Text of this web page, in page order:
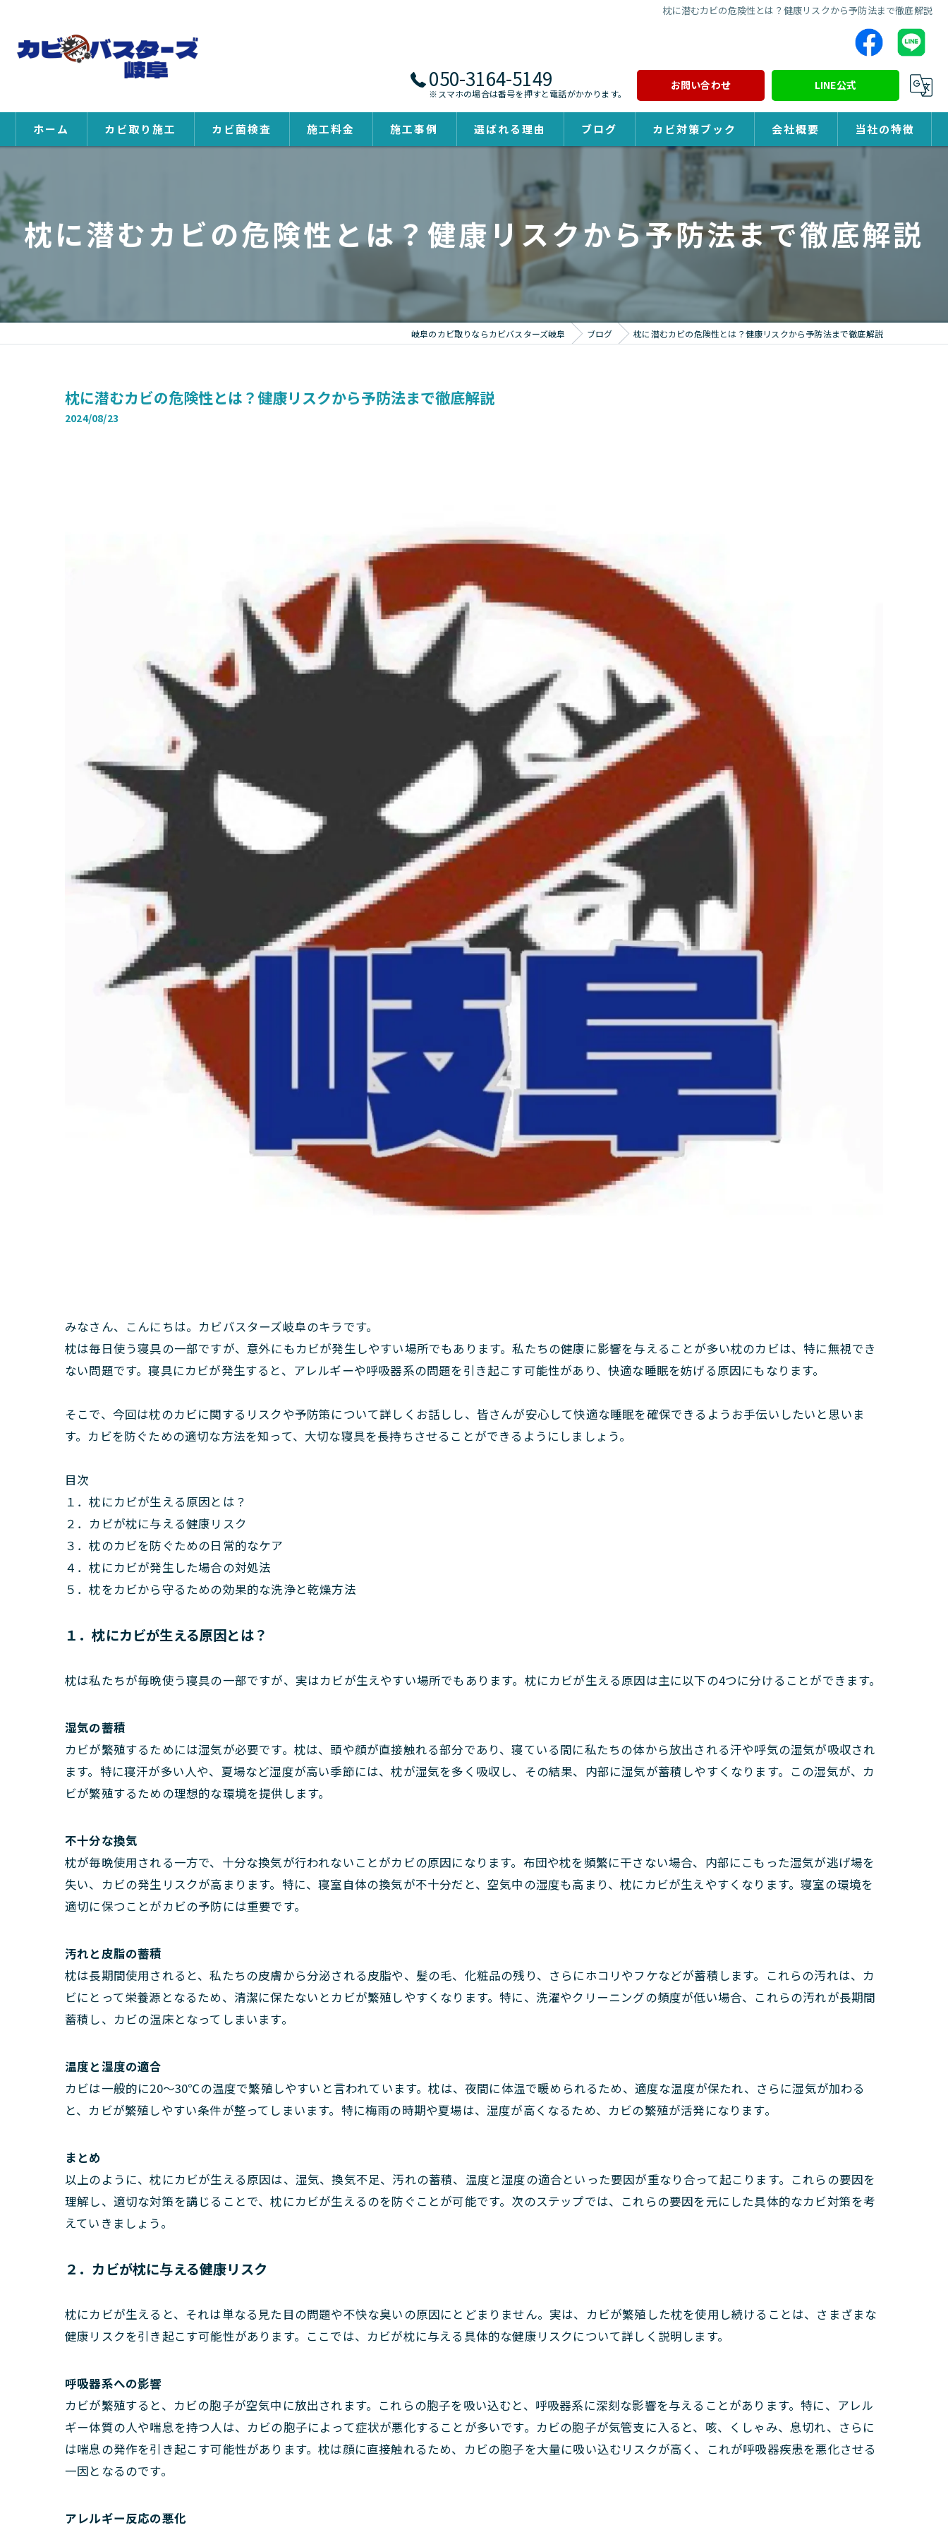
枕に潜むカビの危険性とは？健康リスクから予防法まで徹底解説
050-3164-5149
※スマホの場合は番号を押すと電話がかかります。
お問い合わせ LINE公式
ホーム カビ取り施工 カビ菌検査 施工料金 施工事例 選ばれる理由 ブログ カビ対策ブック 会社概要 当社の特徴
除カビ
防カビ
枕に潜むカビの危険性とは？健康リスクから予防法まで徹底解説
岐阜のカビ取りならカビバスターズ岐阜 ブログ 枕に潜むカビの危険性とは？健康リスクから予防法まで徹底解説
枕に潜むカビの危険性とは？健康リスクから予防法まで徹底解説
2024/08/23
みなさん、こんにちは。カビバスターズ岐阜のキラです。
枕は毎日使う寝具の一部ですが、意外にもカビが発生しやすい場所でもあります。私たちの健康に影響を与えることが多い枕のカビは、特に無視でき
ない問題です。寝具にカビが発生すると、アレルギーや呼吸器系の問題を引き起こす可能性があり、快適な睡眠を妨げる原因にもなります。
そこで、今回は枕のカビに関するリスクや予防策について詳しくお話しし、皆さんが安心して快適な睡眠を確保できるようお手伝いしたいと思いま
す。カビを防ぐための適切な方法を知って、大切な寝具を長持ちさせることができるようにしましょう。
目次
１．枕にカビが生える原因とは？
２．カビが枕に与える健康リスク
３．枕のカビを防ぐための日常的なケア
４．枕にカビが発生した場合の対処法
５．枕をカビから守るための効果的な洗浄と乾燥方法
１．枕にカビが生える原因とは？
枕は私たちが毎晩使う寝具の一部ですが、実はカビが生えやすい場所でもあります。枕にカビが生える原因は主に以下の4つに分けることができます。
湿気の蓄積
カビが繁殖するためには湿気が必要です。枕は、頭や顔が直接触れる部分であり、寝ている間に私たちの体から放出される汗や呼気の湿気が吸収され
ます。特に寝汗が多い人や、夏場など湿度が高い季節には、枕が湿気を多く吸収し、その結果、内部に湿気が蓄積しやすくなります。この湿気が、カ
ビが繁殖するための理想的な環境を提供します。
不十分な換気
枕が毎晩使用される一方で、十分な換気が行われないことがカビの原因になります。布団や枕を頻繁に干さない場合、内部にこもった湿気が逃げ場を
失い、カビの発生リスクが高まります。特に、寝室自体の換気が不十分だと、空気中の湿度も高まり、枕にカビが生えやすくなります。寝室の環境を
適切に保つことがカビの予防には重要です。
汚れと皮脂の蓄積
枕は長期間使用されると、私たちの皮膚から分泌される皮脂や、髪の毛、化粧品の残り、さらにホコリやフケなどが蓄積します。これらの汚れは、カ
ビにとって栄養源となるため、清潔に保たないとカビが繁殖しやすくなります。特に、洗濯やクリーニングの頻度が低い場合、これらの汚れが長期間
蓄積し、カビの温床となってしまいます。
温度と湿度の適合
カビは一般的に20～30℃の温度で繁殖しやすいと言われています。枕は、夜間に体温で暖められるため、適度な温度が保たれ、さらに湿気が加わる
と、カビが繁殖しやすい条件が整ってしまいます。特に梅雨の時期や夏場は、湿度が高くなるため、カビの繁殖が活発になります。
まとめ
以上のように、枕にカビが生える原因は、湿気、換気不足、汚れの蓄積、温度と湿度の適合といった要因が重なり合って起こります。これらの要因を
理解し、適切な対策を講じることで、枕にカビが生えるのを防ぐことが可能です。次のステップでは、これらの要因を元にした具体的なカビ対策を考
えていきましょう。
２．カビが枕に与える健康リスク
枕にカビが生えると、それは単なる見た目の問題や不快な臭いの原因にとどまりません。実は、カビが繁殖した枕を使用し続けることは、さまざまな
健康リスクを引き起こす可能性があります。ここでは、カビが枕に与える具体的な健康リスクについて詳しく説明します。
呼吸器系への影響
カビが繁殖すると、カビの胞子が空気中に放出されます。これらの胞子を吸い込むと、呼吸器系に深刻な影響を与えることがあります。特に、アレル
ギー体質の人や喘息を持つ人は、カビの胞子によって症状が悪化することが多いです。カビの胞子が気管支に入ると、咳、くしゃみ、息切れ、さらに
は喘息の発作を引き起こす可能性があります。枕は顔に直接触れるため、カビの胞子を大量に吸い込むリスクが高く、これが呼吸器疾患を悪化させる
一因となるのです。
アレルギー反応の悪化